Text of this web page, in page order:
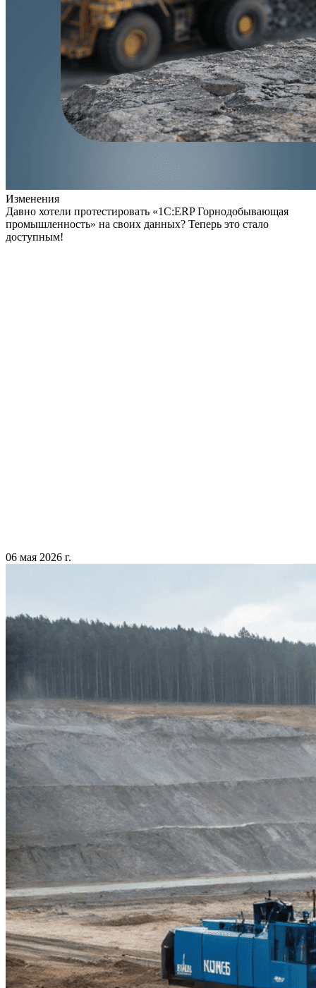
Изменения
Давно хотели протестировать «1С:ERP Горнодобывающая
промышленность» на своих данных? Теперь это стало
доступным!
06 мая 2026 г.